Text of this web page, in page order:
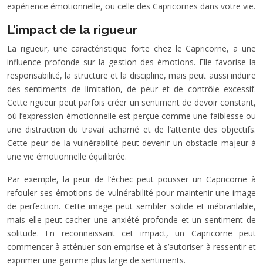
expérience émotionnelle, ou celle des Capricornes dans votre vie.
L’impact de la rigueur
La rigueur, une caractéristique forte chez le Capricorne, a une
influence profonde sur la gestion des émotions. Elle favorise la
responsabilité, la structure et la discipline, mais peut aussi induire
des sentiments de limitation, de peur et de contrôle excessif.
Cette rigueur peut parfois créer un sentiment de devoir constant,
où l’expression émotionnelle est perçue comme une faiblesse ou
une distraction du travail acharné et de l’atteinte des objectifs.
Cette peur de la vulnérabilité peut devenir un obstacle majeur à
une vie émotionnelle équilibrée.
Par exemple, la peur de l’échec peut pousser un Capricorne à
refouler ses émotions de vulnérabilité pour maintenir une image
de perfection. Cette image peut sembler solide et inébranlable,
mais elle peut cacher une anxiété profonde et un sentiment de
solitude. En reconnaissant cet impact, un Capricorne peut
commencer à atténuer son emprise et à s’autoriser à ressentir et
exprimer une gamme plus large de sentiments.